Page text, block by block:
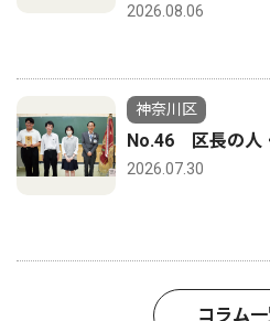
2026.08.06
神奈川区
No.46 区長の人
2026.07.30
コラム